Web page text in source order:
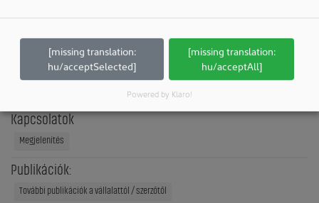
Cégprofil
Kapcsolatok
Megjelenítés
Publikációk:
További publikációk a vállalattól / szerzőtől
[missing translation:
hu/acceptSelected]
[missing translation:
hu/acceptAll]
Powered by Klaro!